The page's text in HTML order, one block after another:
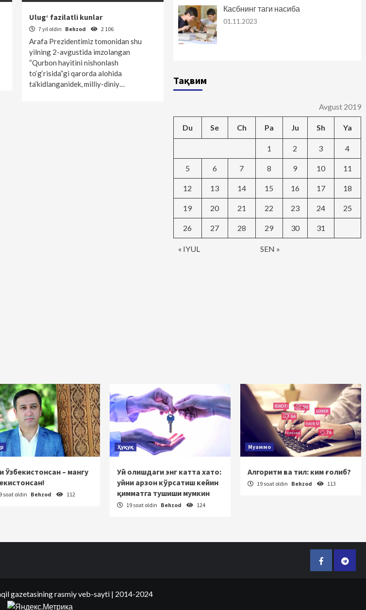
Ulug‘ fazilatli kunlar
7 yil oldin Behzod 2 106
Arafa Prezidentimiz tomonidan shu
yilning 2-avgustida imzolangan
“Qurbon hayitini nishonlash
to‘g‘risida”gi qarorda alohida
ta’kidlanganidek, milliy-diniy…
Касбнинг таги насиба
01.11.2023
Тақвим
Avgust 2019
Du Se Ch Pa Ju Sh Ya
« IYUL SEN »
1 2 3 4
5 6 7 8 9 10 11
12 13 14 15 16 17 18
19 20 21 22 23 24 25
26 27 28 29 30 31
Ўзбекистонсан – мангу
soat oldin Behzod 112
Ҳуқуқ
Уй олишдаги энг катта хато:
уйни арзон кўрсатиш кейин
қимматга тушиши мумкин
19 soat oldin Behzod 124
Муаммо
Алгоритм ва тил: ким ғолиб?
19 soat oldin Behzod 113
Facebook
gazetasining rasmiy veb-sayti | 2014-2024